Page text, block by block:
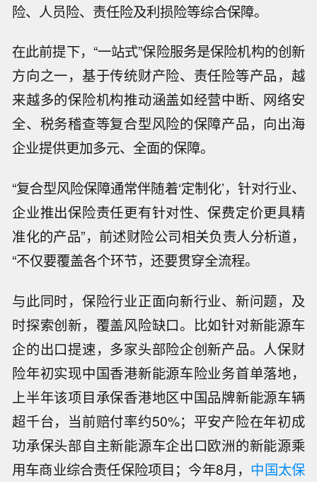
险、人员险、责任险及利损险等综合保障。
在此前提下，“一站式”保险服务是保险机构的创新
方向之一，基于传统财产险、责任险等产品，越
来越多的保险机构推动涵盖如经营中断、网络安
全、税务稽查等复合型风险的保障产品，向出海
企业提供更加多元、全面的保障。
“复合型风险保障通常伴随着‘定制化’，针对行业、
企业推出保险责任更有针对性、保费定价更具精
准化的产品”，前述财险公司相关负责人分析道，
“不仅要覆盖各个环节，还要贯穿全流程。
与此同时，保险行业正面向新行业、新问题，及
时探索创新，覆盖风险缺口。比如针对新能源车
企的出口提速，多家头部险企创新产品。人保财
险年初实现中国香港新能源车险业务首单落地，
上半年该项目承保香港地区中国品牌新能源车辆
超千台，当前赔付率约50%；平安产险在年初成
功承保头部自主新能源车企出口欧洲的新能源乘
用车商业综合责任保险项目；今年8月， 中国太保